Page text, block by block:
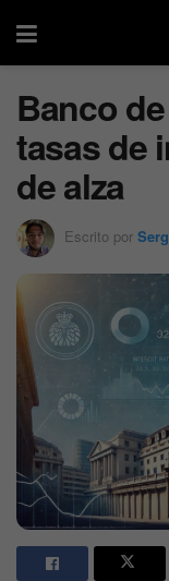
Banco
tasas de
de alza
Escrito por